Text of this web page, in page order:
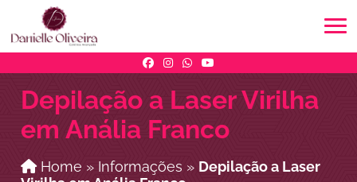
Depilação a Laser Virilha
em Anália Franco
Home » Informações » Depilação a Laser